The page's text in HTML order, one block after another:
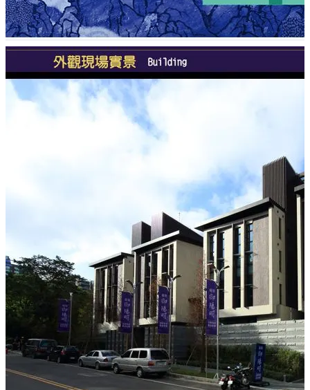
再現詩意禪意兼融的養生會館，
SC純鋼骨結構恆久基石、制音抑熱中空樓板、節能省能
LOW-E膠合玻璃、全熱交換機提供24小時新鮮空氣，
御陽明堪稱百年難得一見的層峰心靈莊園,也是最奢華的私
「御陽明」陽明山 、中國麗緻飯店旁95-143坪
帝景首席風華落成限量典藏